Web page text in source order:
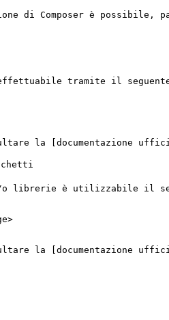
di Composer è
tramite il seguente
la [documentazione
o librerie è utilizzabile il
la [documentazione